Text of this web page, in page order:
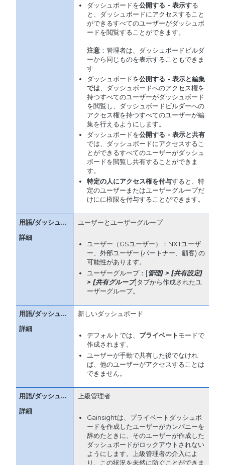
ダッシュボードを公開する - 表示する
と、ダッシュボードにアクセスすること
ができるすべてのユーザーがダッシュボ
ードを閲覧することができます。
注意 ：管理者は、ダッシュボードビルダ
ーから同じものを表示することもできま
す
ダッシュボードを公開する - 表示と編集
では 、ダッシュボードへのアクセス権を
持つすべてのユーザーがダッシュボード
を閲覧し、ダッシュボードビルダーへの
アクセス権を持つすべてのユーザーが編
集を行えるようにします。
ダッシュボードを公開する - 表示と共有
では、ダッシュボードにアクセスするこ
とができるすべてのユーザーがダッシュ
ボードを閲覧し共有することができま
す。
特定の人にアクセス権を付与すると、特
定のユーザーまたはユーザーグループだ
けにに権限を付与することができます。
ユーザーとユーザーグループ
ユーザー（GSユーザー）：NXTユーザ
ー、外部ユーザー (パートナー、顧客) の
可能性があります。
ユーザーグループ：[管理] > [共有設定]
> [共有グループ]タブから作成されたユ
ーザーグループ。
新しいダッシュボード
デフォルトでは、 プライベートモードで
作成されます。
ユーザーが手動で共有した後でなけれ
ば、他のユーザーがアクセスすることは
できません。
上級管理者
Gainsightは、プライベートダッシュボ
ードを作成したユーザーがカンパニーを
辞めたときに、そのユーザーが作成した
ダッシュボードがロックアウトされない
ようにします。上級管理者の介入によ
り、この状況を未然に防ぐことができま